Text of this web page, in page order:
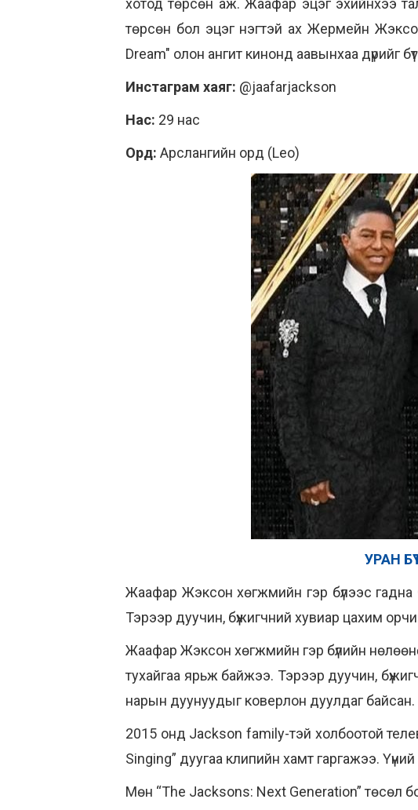
хотод төрсөн аж. Жаафар эцэг эхийнхээ
төрсөн бол эцэг нэгтэй ах Жермейн
Dream" олон ангит кинонд аавынхаа дүрийг
Инстаграм хаяг: @jaafarjackson
Нас: 29 нас
Орд: Арслангийн орд (Leo)
УРАН
Жаафар Жэксон хөгжмийн гэр бүлээс гадна
Тэрээр дуучин, бүжигчний хувиар цахим
Жаафар Жэксон хөгжмийн гэр бүлийн
тухайгаа ярьж байжээ. Тэрээр дуучин,
нарын дуунуудыг коверлон дуулдаг байсан.
2015 онд Jackson family-тэй холбоотой
Singing” дуугаа клипийн хамт гаргажээ.
Мөн “The Jacksons: Next Generation” төсөл